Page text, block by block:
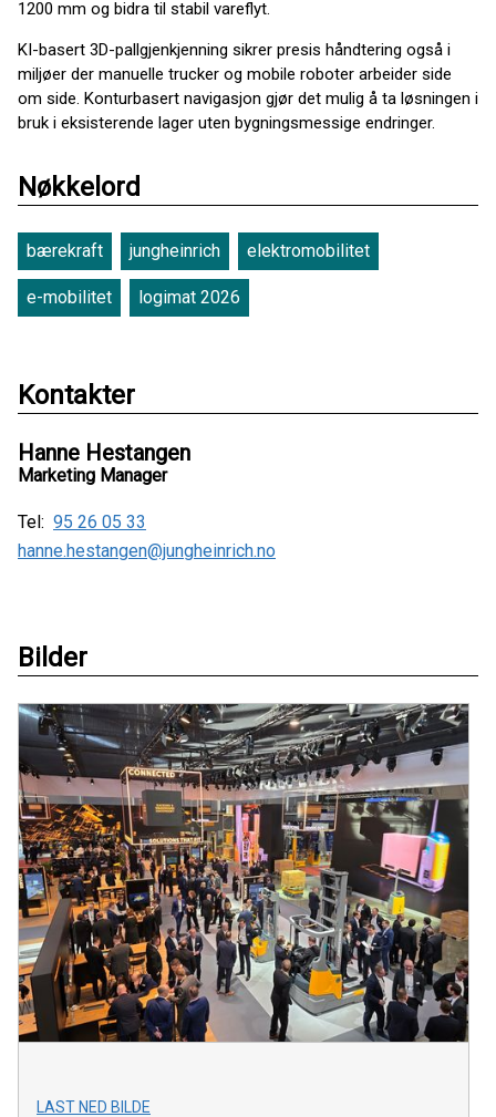
1200 mm og bidra til stabil vareflyt.
KI-basert 3D-pallgjenkjenning sikrer presis håndtering også i
miljøer der manuelle trucker og mobile roboter arbeider side
om side. Konturbasert navigasjon gjør det mulig å ta løsningen i
bruk i eksisterende lager uten bygningsmessige endringer.
Nøkkelord
bærekraft jungheinrich elektromobilitet
e-mobilitet logimat 2026
Kontakter
Hanne Hestangen
Marketing Manager
Tel: 95 26 05 33
hanne.hestangen@jungheinrich.no
Bilder
LAST NED BILDE